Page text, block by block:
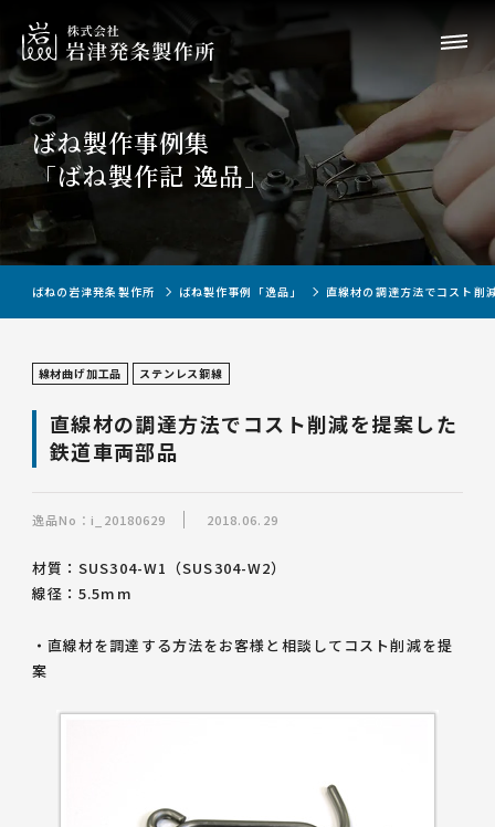
ばね製作事例集
「ばね製作記 逸品」
ばねの岩津発条製作所 ばね製作事例「逸品」 直線材の調達方法でコスト削
線材曲げ加工品 ステンレス鋼線
直線材の調達方法でコスト削減を提案した
鉄道車両部品
逸品No：i_20180629 2018.06.29
材質：SUS304-W1（SUS304-W2）
線径：5.5mm
・直線材を調達する方法をお客様と相談してコスト削減を提
案